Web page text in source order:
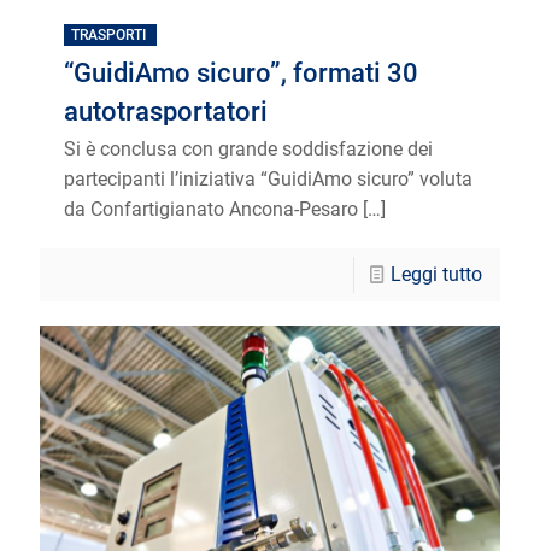
TRASPORTI
“GuidiAmo sicuro”, formati 30
autotrasportatori
Si è conclusa con grande soddisfazione dei
partecipanti l’iniziativa “GuidiAmo sicuro” voluta
da Confartigianato Ancona-Pesaro […]
Leggi tutto